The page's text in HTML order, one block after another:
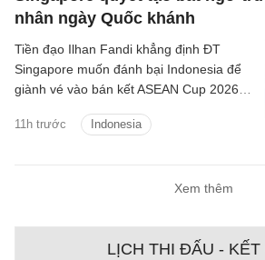
nhân ngày Quốc khánh
11h trước Indonesia
Tiền đạo Ilhan Fandi khẳng định ĐT
Singapore muốn đánh bại Indonesia để
giành vé vào bán kết ASEAN Cup 2026,
dành tặng NHM nhân dịp Quốc khánh
Xem thêm
LỊCH THI ĐẤU - KẾT